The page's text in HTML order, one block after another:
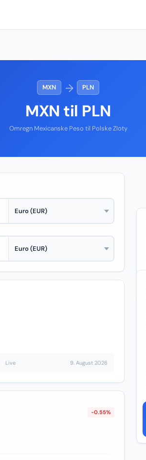
MXN → PLN
MXN til PLN
Omregn Mexicanske Peso til Polske Zloty
Live 9. August 2026
-0.55%